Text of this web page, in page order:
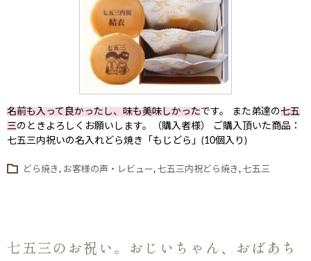
名前も入って良かったし、味も美味しかったです。 また弟達の七五
三のときよろしくお願いします。（購入者様） ご購入頂いた商品：
七五三内祝いの名入れどら焼き「もじどら」(10個入り)
どら焼き, お客様の声・レビュー, 七五三内祝どら焼き, 七五三
七五三のお祝い。おじいちゃん、おばあち